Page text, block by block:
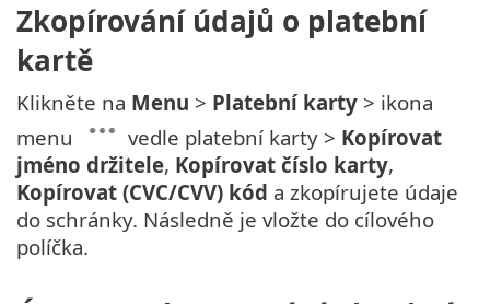
Zkopírování údajů o platební
kartě
Klikněte na Menu > Platební karty > ikona
menu
vedle platební karty > Kopírovat
jméno držitele, Kopírovat číslo karty,
Kopírovat (CVC/CVV) kód a zkopírujete údaje
do schránky. Následně je vložte do cílového
políčka.